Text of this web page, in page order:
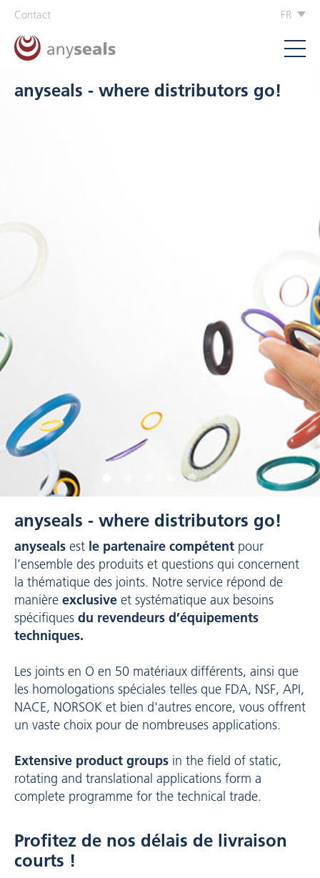
Contact FR
- where distributors go!
anyseals - where distributors go!
anyseals est le partenaire compétent pour
l’ensemble des produits et questions qui concernent
la thématique des joints. Notre service répond de
manière exclusive et systématique aux besoins
spécifiques du revendeurs d’équipements
techniques.
Les joints en O en 50 matériaux différents, ainsi que
les homologations spéciales telles que FDA, NSF, API,
NACE, NORSOK et bien d'autres encore, vous offrent
un vaste choix pour de nombreuses applications.
Extensive product groups in the field of static,
rotating and translational applications form a
complete programme for the technical trade.
Profitez de nos délais de livraison
courts !